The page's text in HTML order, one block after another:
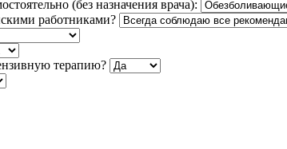
(без назначения врача):
работниками?
терапию?